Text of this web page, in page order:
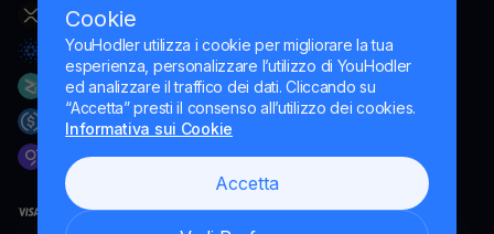
Cookie
YouHodler utilizza i cookie per migliorare la tua
esperienza, personalizzare l’utilizzo di YouHodler
ed analizzare il traffico dei dati. Cliccando su
“Accetta” presti il consenso all’utilizzo dei cookies.
Informativa sui Cookie
Accetta